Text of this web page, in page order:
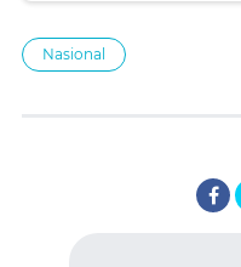
Nasional